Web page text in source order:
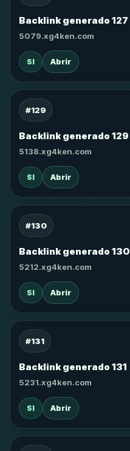
Backlink generado 127
5079.xg4ken.com
SI Abrir
#129
Backlink generado 129
5138.xg4ken.com
SI Abrir
#130
Backlink generado 130
5212.xg4ken.com
SI Abrir
#131
Backlink generado 131
5231.xg4ken.com
SI Abrir